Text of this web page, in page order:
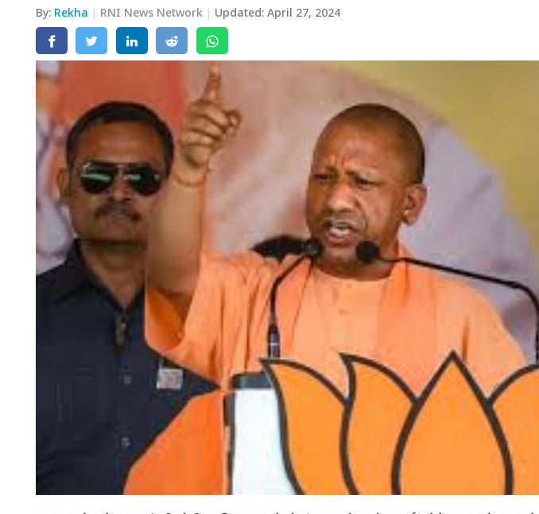
By: Rekha RNI News Network Updated:April 27, 2024
लखनऊ
उत्तराखंड
अल्मोड़ा
चंपावत
चमोली
देहरादून
नैनीताल
बागेश्वर